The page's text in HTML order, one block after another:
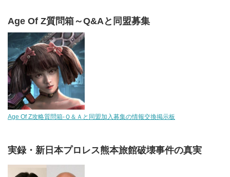
Age Of Z質問箱～Q&Aと同盟募集
Age Of Z攻略質問箱-Ｑ＆Ａと同盟加入募集の情報交換掲示板
実録・新日本プロレス熊本旅館破壊事件の真実